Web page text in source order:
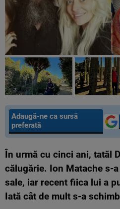
Adaugă-ne ca sursă
preferată
În urmă cu cinci ani, tatăl
călugărie. Ion Matache s-
sale, iar recent fiica lui a
Iată cât de mult s-a